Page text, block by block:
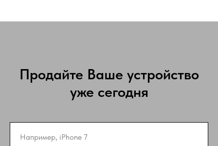
Продайте Ваше устройство
уже сегодня